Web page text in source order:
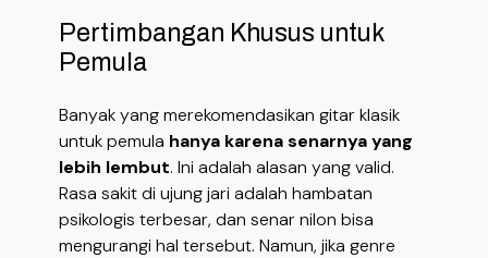
Pertimbangan Khusus untuk
Pemula
Banyak yang merekomendasikan gitar klasik
untuk pemula hanya karena senarnya yang
lebih lembut. Ini adalah alasan yang valid.
Rasa sakit di ujung jari adalah hambatan
psikologis terbesar, dan senar nilon bisa
mengurangi hal tersebut. Namun, jika genre